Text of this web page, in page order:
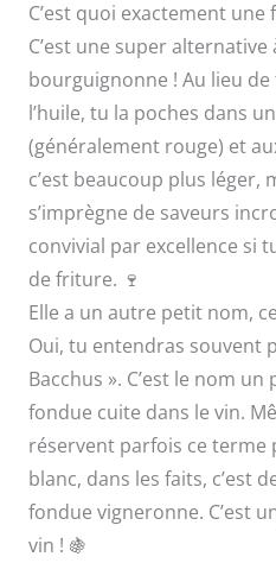
C’est quoi exactement
C’est une super alternative
bourguignonne ! Au lieu
l’huile, tu la poches dans
(généralement rouge) et
c’est beaucoup plus léger,
s’imprègne de saveurs
convivial par excellence si
de friture. 🍷
Elle a un autre petit nom,
Oui, tu entendras souvent
Bacchus ». C’est le nom
fondue cuite dans le vin.
réservent parfois ce terme
blanc, dans les faits, c’est
fondue vigneronne. C’est
vin ! 🍇